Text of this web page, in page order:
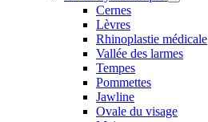
Cernes
Lèvres
Rhinoplastie médicale
Vallée des larmes
Tempes
Pommettes
Jawline
Ovale du visage